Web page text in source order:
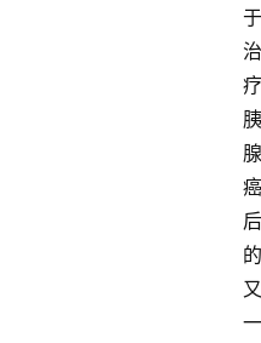
于
治
疗
胰
腺
癌
后
的
又
一